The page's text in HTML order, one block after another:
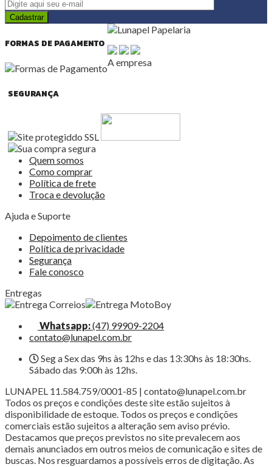
FORMAS DE PAGAMENTO
SEGURANÇA
A empresa
Quem somos
Como comprar
Política de frete
Troca e devolução
Ajuda e Suporte
Depoimento de clientes
Política de privacidade
Segurança
Fale conosco
Entregas
Whatsapp:(47) 99909-2204
contato@lunapel.com.br
Seg a Sex das 9hs às 12hs e das 13:30hs às 18:30hs.
Sábado das 9:00h às 12hs.
LUNAPEL 11.584.759/0001-85 | contato@lunapel.com.br
Todos os preços e condições deste site estão sujeitos à
disponibilidade de estoque. Todos os preços e condições
comerciais estão sujeitos a alteração sem aviso prévio.
Destacamos que preços previstos no site prevalecem aos
demais anunciados em outros meios de comunicação e sites de
buscas. Nos resguardamos a possíveis erros de digitação. As